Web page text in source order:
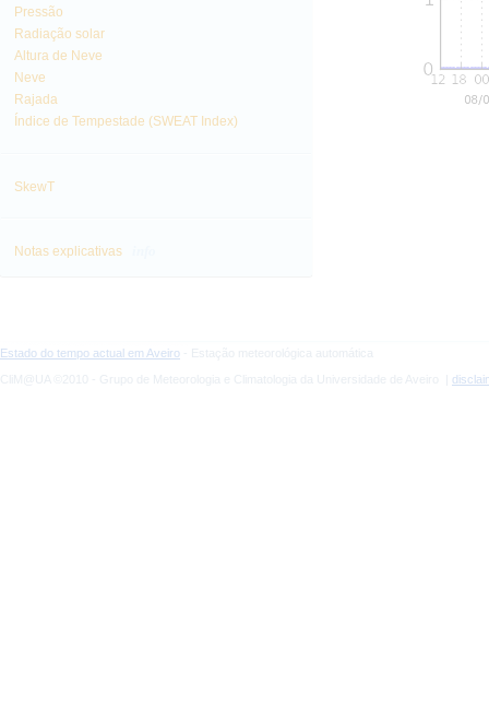
Pressão
Radiação solar
Altura de Neve
Neve
Rajada
Índice de Tempestade (SWEAT Index)
SkewT
Notas explicativas
Estado do tempo actual em Aveiro - Estação meteorológica automática
CliM@UA ©2010 - Grupo de Meteorologia e Climatologia da Universidade de Aveiro |